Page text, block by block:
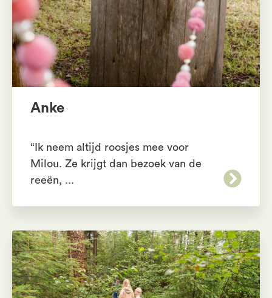
Anke
“Ik neem altijd roosjes mee voor
Milou. Ze krijgt dan bezoek van de
reeën, ...